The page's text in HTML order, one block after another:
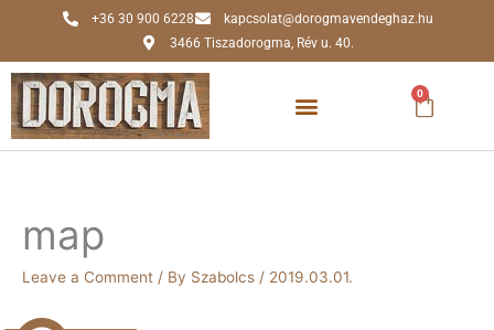
content
+36 30 900 6228
kapcsolat@dorogmavendeghaz.hu
3466 Tiszadorogma, Rév u. 40.
0
Kosár
map
Leave a Comment / By Szabolcs / 2019.03.01.